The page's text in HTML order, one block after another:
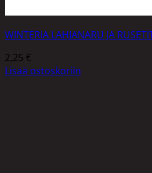
WINTERIA LAHJANARU JA
2,25 €
Lisää ostoskoriin